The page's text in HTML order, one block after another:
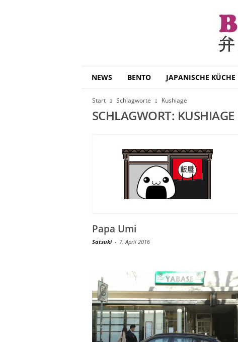
NEWS BENTO JAPANISCHE KÜCHE
Start Schlagworte Kushiage
SCHLAGWORT: KUSHIAGE
Papa Umi
Satsuki - 7. April 2016